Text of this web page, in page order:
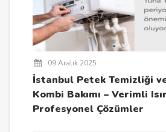
09 Aralık 2025
İstanbul Petek Temizliği
Kombi Bakımı – Verimli
Profesyonel Çözümler